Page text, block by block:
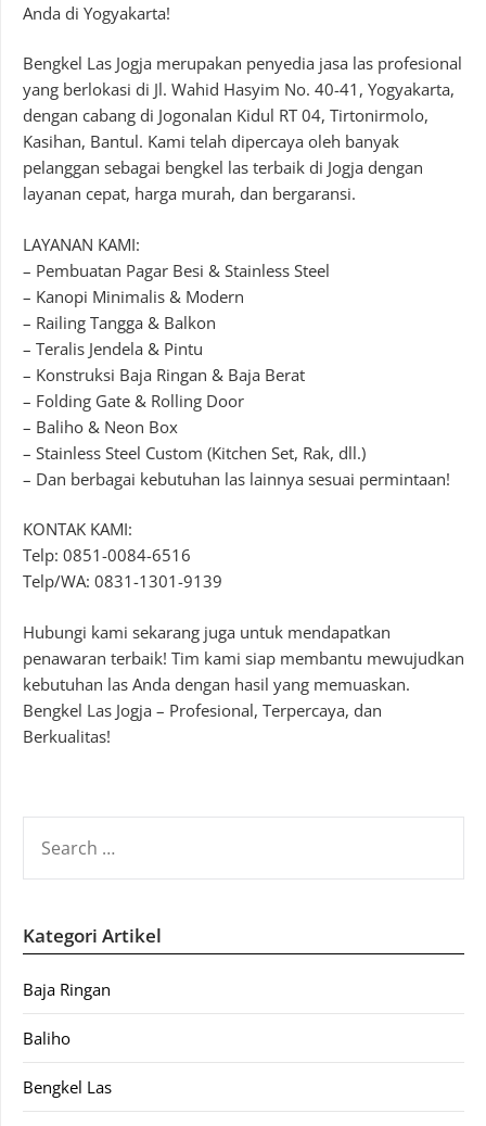
Anda di Yogyakarta!
Bengkel Las Jogja merupakan penyedia jasa las profesional
yang berlokasi di Jl. Wahid Hasyim No. 40-41, Yogyakarta,
dengan cabang di Jogonalan Kidul RT 04, Tirtonirmolo,
Kasihan, Bantul. Kami telah dipercaya oleh banyak
pelanggan sebagai bengkel las terbaik di Jogja dengan
layanan cepat, harga murah, dan bergaransi.
LAYANAN KAMI:
– Pembuatan Pagar Besi & Stainless Steel
– Kanopi Minimalis & Modern
– Railing Tangga & Balkon
– Teralis Jendela & Pintu
– Konstruksi Baja Ringan & Baja Berat
– Folding Gate & Rolling Door
– Baliho & Neon Box
– Stainless Steel Custom (Kitchen Set, Rak, dll.)
– Dan berbagai kebutuhan las lainnya sesuai permintaan!
KONTAK KAMI:
Telp: 0851-0084-6516
Telp/WA: 0831-1301-9139
Hubungi kami sekarang juga untuk mendapatkan
penawaran terbaik! Tim kami siap membantu mewujudkan
kebutuhan las Anda dengan hasil yang memuaskan.
Bengkel Las Jogja – Profesional, Terpercaya, dan
Berkualitas!
FOR:
Kategori Artikel
Baja Ringan
Baliho
Bengkel Las